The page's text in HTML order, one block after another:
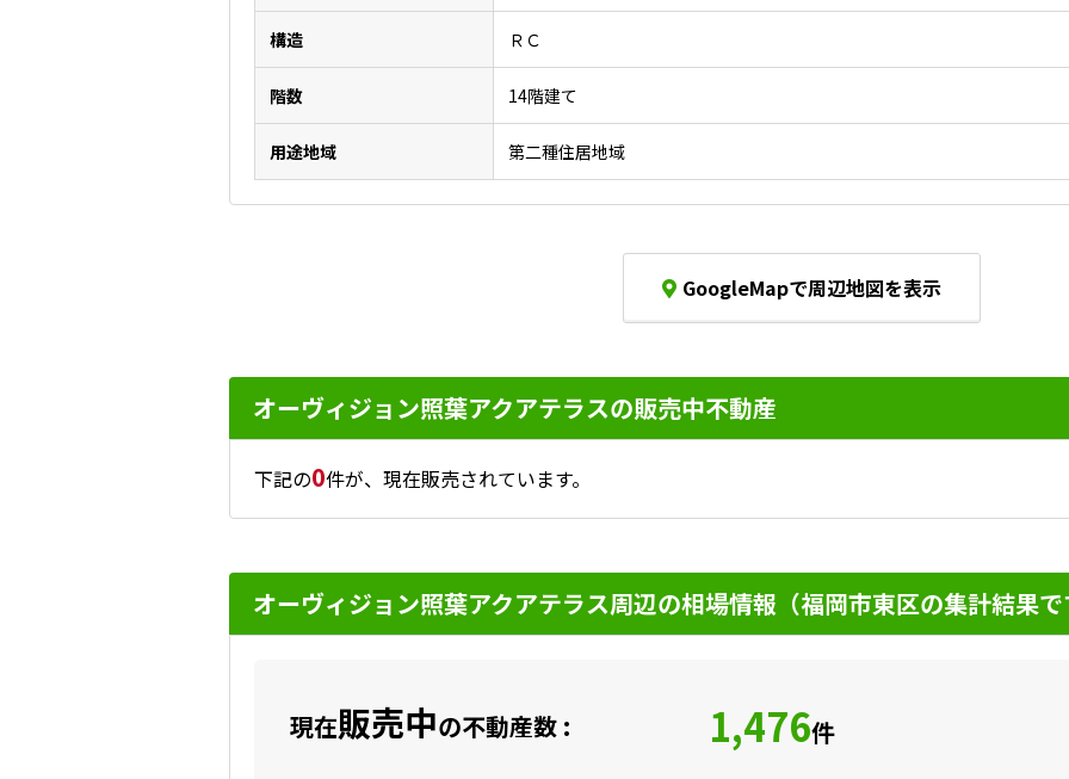
構造 ＲＣ
階数 14階建て
用途地域 第二種住居地域
GoogleMapで周辺地図を表示
オーヴィジョン照葉アクアテラスの販売中不動産
下記の0件が、現在販売されています。
オーヴィジョン照葉アクアテラス周辺の相場情報（福岡市東区の集計結果
現在販売中の不動産数 : 1,476件